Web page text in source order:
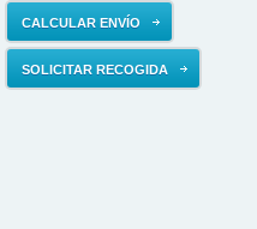
CALCULAR ENVÍO
SOLICITAR RECOGIDA